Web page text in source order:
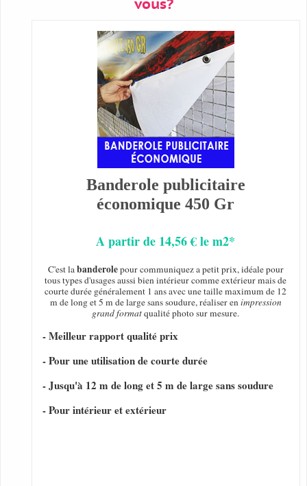
vous?
Banderole publicitaire
économique 450 Gr
A partir de 14,56 € le m2*
C'est labanderolepour communiquez a petit prix, idéale pour
tous types d'usages aussi bien intérieur comme extérieur mais de
courte durée généralement 1 ans avec une taille maximum de 12
m de long et 5 m de large sans soudure, réaliser enimpression
grand formatqualité photo sur mesure.
- Meilleur rapport qualité prix
- Pour une utilisation de courte durée
- Jusqu'à 12 m de long et 5 m de large sans soudure
- Pour intérieur et extérieur